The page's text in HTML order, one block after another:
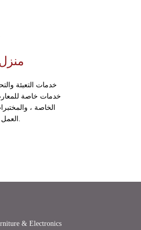
خدمات التعبئة
خدمات خاصة
الخاصة ،
العمل ، ووحدات التصنيع.
& Electronics